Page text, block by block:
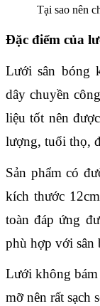
Tại sao nên
Đặc điểm của
Lưới sân bóng
dây chuyền
liệu tốt nên
lượng, tuổi thọ,
Sản phẩm có
kích thước
toàn đáp ứng
phù hợp với sân
Lưới không
mỡ nên rất sạch